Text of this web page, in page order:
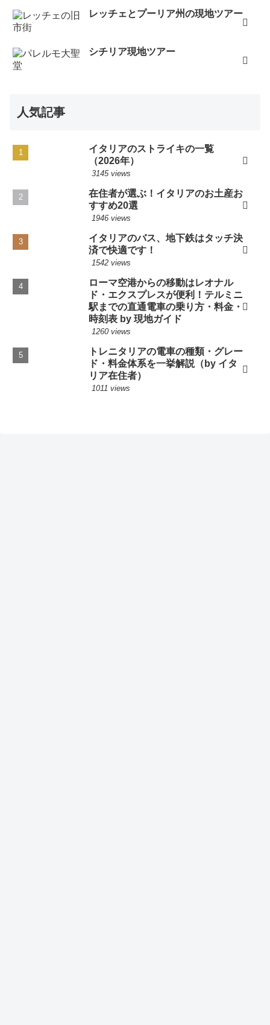
レッチェとプーリア州の現地ツアー
シチリア現地ツアー
人気記事
イタリアのストライキの一覧
（2026年）
3145 views
在住者が選ぶ！イタリアのお土産お
すすめ20選
1946 views
イタリアのバス、地下鉄はタッチ決
済で快適です！
1542 views
ローマ空港からの移動はレオナル
ド・エクスプレスが便利！テルミニ
駅までの直通電車の乗り方・料金・
時刻表 by 現地ガイド
1260 views
トレニタリアの電車の種類・グレー
ド・料金体系を一挙解説（by イタ
リア在住者）
1011 views